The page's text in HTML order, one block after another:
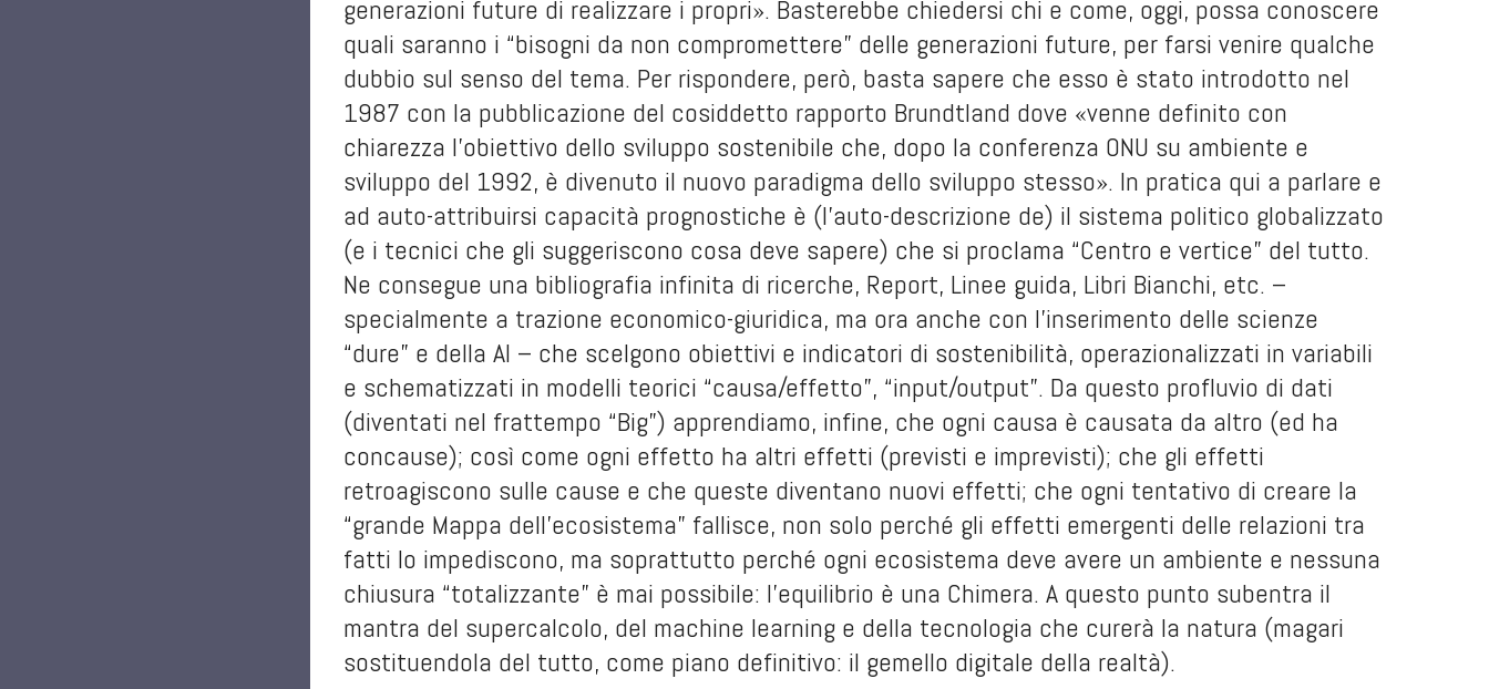
generazioni future di realizzare i propri». Basterebbe chiedersi chi e come, oggi, possa conoscere
quali saranno i “bisogni da non compromettere” delle generazioni future, per farsi venire qualche
dubbio sul senso del tema. Per rispondere, però, basta sapere che esso è stato introdotto nel
1987 con la pubblicazione del cosiddetto rapporto Brundtland dove «venne definito con
chiarezza l’obiettivo dello sviluppo sostenibile che, dopo la conferenza ONU su ambiente e
sviluppo del 1992, è divenuto il nuovo paradigma dello sviluppo stesso». In pratica qui a parlare e
ad auto-attribuirsi capacità prognostiche è (l’auto-descrizione de) il sistema politico globalizzato
(e i tecnici che gli suggeriscono cosa deve sapere) che si proclama “Centro e vertice” del tutto.
Ne consegue una bibliografia infinita di ricerche, Report, Linee guida, Libri Bianchi, etc. –
specialmente a trazione economico-giuridica, ma ora anche con l’inserimento delle scienze
“dure” e della AI – che scelgono obiettivi e indicatori di sostenibilità, operazionalizzati in variabili
e schematizzati in modelli teorici “causa/effetto”, “input/output”. Da questo profluvio di dati
(diventati nel frattempo “Big”) apprendiamo, infine, che ogni causa è causata da altro (ed ha
concause); così come ogni effetto ha altri effetti (previsti e imprevisti); che gli effetti
retroagiscono sulle cause e che queste diventano nuovi effetti; che ogni tentativo di creare la
“grande Mappa dell’ecosistema” fallisce, non solo perché gli effetti emergenti delle relazioni tra
fatti lo impediscono, ma soprattutto perché ogni ecosistema deve avere un ambiente e nessuna
chiusura “totalizzante” è mai possibile: l’equilibrio è una Chimera. A questo punto subentra il
mantra del supercalcolo, del machine learning e della tecnologia che curerà la natura (magari
sostituendola del tutto, come piano definitivo: il gemello digitale della realtà).